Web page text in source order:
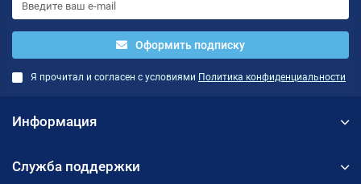
Оформить подписку
Я прочитал и согласен с условиями Политика конфиденциальности
Информация
Служба поддержки